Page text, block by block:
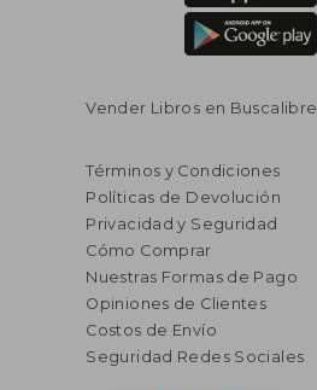
Vender Libros en Buscalibre
Términos y Condiciones
Políticas de Devolución
Privacidad y Seguridad
Cómo Comprar
Nuestras Formas de Pago
Opiniones de Clientes
Costos de Envío
Seguridad Redes Sociales